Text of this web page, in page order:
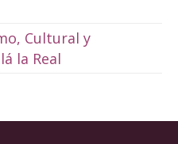
Cultural y
la Real